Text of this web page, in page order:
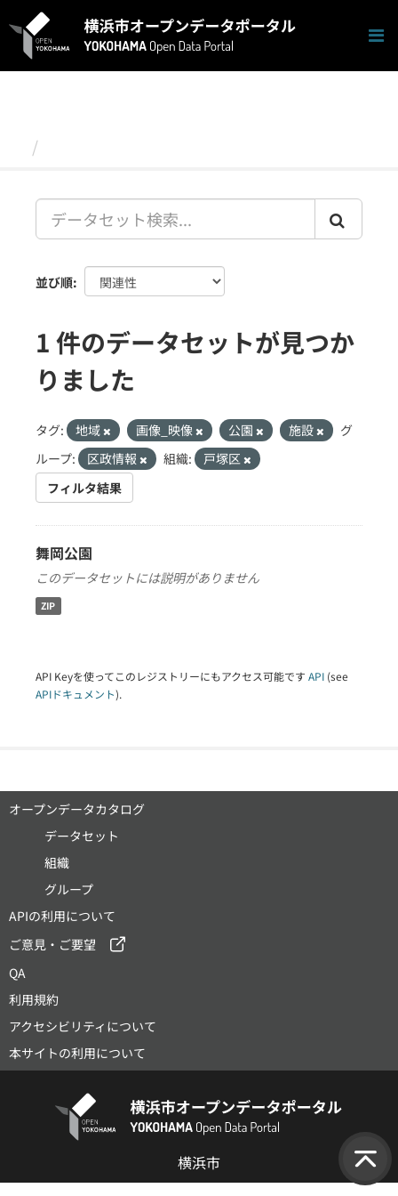
キ
並び順
1 件のデータセットが見つか
りました
タグ: 地域 画像_映像 公園 施設
グ
ループ:
区政情報 組織:
戸塚区
フィルタ結果
舞岡公園
このデータセットには説明がありません
ZIP
API Keyを使ってこのレジストリーにもアクセス可能です API (see
APIドキュメント).
オープンデータカタログ
データセット
組織
グループ
APIの利用について
ご意見・ご要望
QA
利用規約
アクセシビリティについて
本サイトの利用について
横浜市